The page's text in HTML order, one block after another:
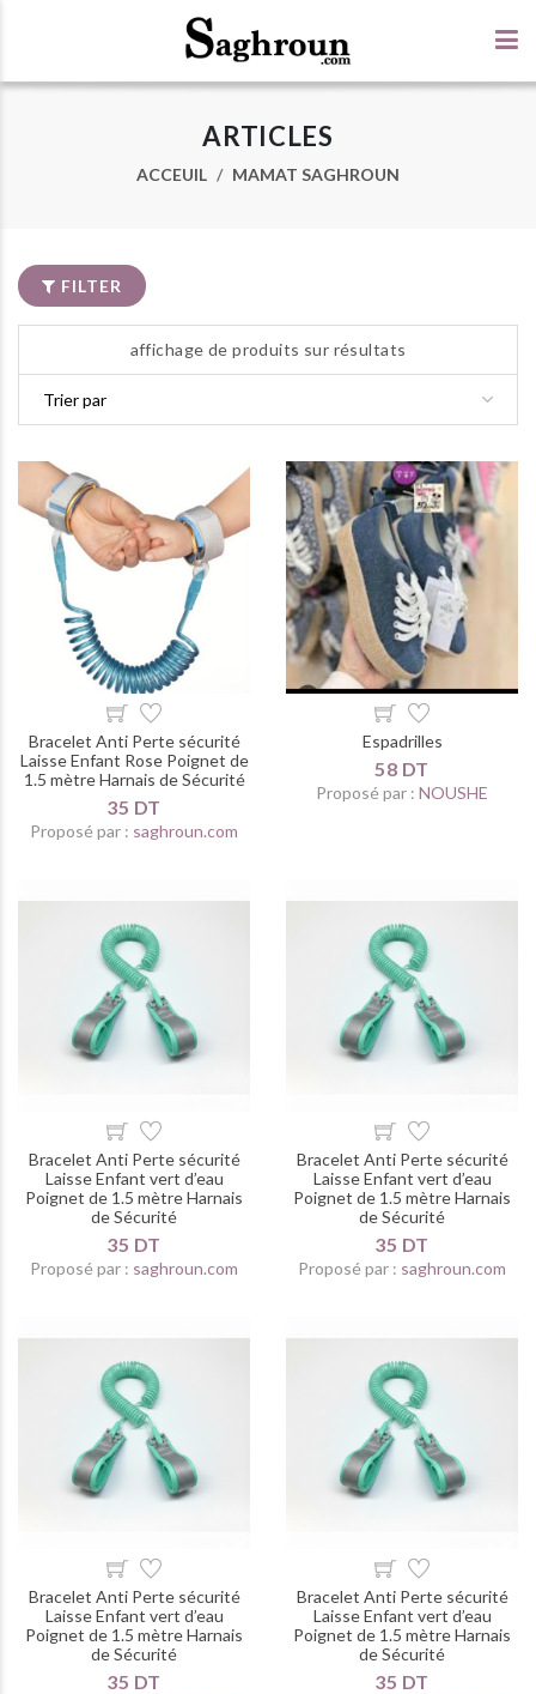
ARTICLES
ACCEUIL MAMAT SAGHROUN
FILTER
affichage de produits sur résultats
Bracelet Anti Perte sécurité
Laisse Enfant Rose Poignet de
1.5 mètre Harnais de Sécurité
35 DT
Proposé par : saghroun.com
Espadrilles
58 DT
Proposé par : NOUSHE
Bracelet Anti Perte sécurité
Laisse Enfant vert d’eau
Poignet de 1.5 mètre Harnais
de Sécurité
35 DT
Proposé par : saghroun.com
Bracelet Anti Perte sécurité
Laisse Enfant vert d’eau
Poignet de 1.5 mètre Harnais
de Sécurité
35 DT
Proposé par : saghroun.com
Bracelet Anti Perte sécurité
Laisse Enfant vert d’eau
Poignet de 1.5 mètre Harnais
de Sécurité
35 DT
Bracelet Anti Perte sécurité
Laisse Enfant vert d’eau
Poignet de 1.5 mètre Harnais
de Sécurité
35 DT